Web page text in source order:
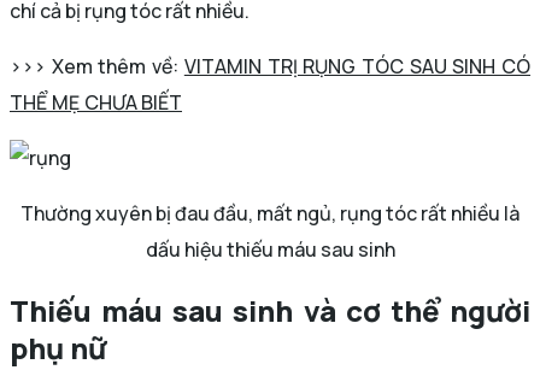
chí cả bị rụng tóc rất nhiều.
>>> Xem thêm về: VITAMIN TRỊ RỤNG TÓC SAU SINH CÓ
THỂ MẸ CHƯA BIẾT
Thường xuyên bị đau đầu, mất ngủ, rụng tóc rất nhiều là
dấu hiệu thiếu máu sau sinh
Thiếu máu sau sinh và cơ thể người
phụ nữ